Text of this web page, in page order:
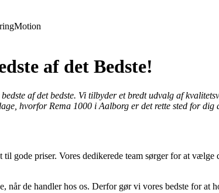
Motion
af det Bedste!
af det bedste. Vi tilbyder et bredt udvalg af
hvorfor Rema 1000 i Aalborg er det rette sted for dig
gode priser. Vores dedikerede team sørger for at
når de handler hos os. Derfor gør vi vores bedste for at